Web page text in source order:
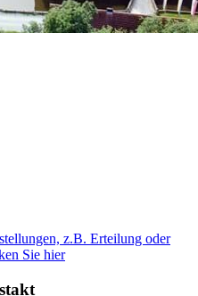
z.B. Erteilung oder
Sie hier